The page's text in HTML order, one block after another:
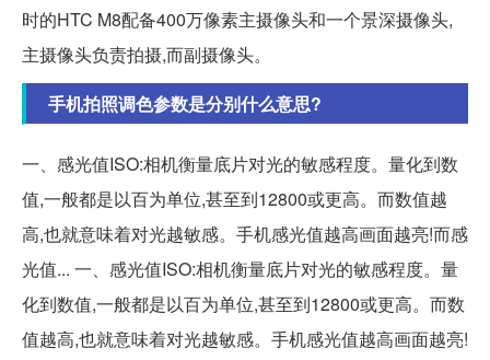
时的HTC M8配备400万像素主摄像头和一个景深摄像头,
主摄像头负责拍摄,而副摄像头。
手机拍照调色参数是分别什么意思?
一、感光值ISO:相机衡量底片对光的敏感程度。量化到数
值,一般都是以百为单位,甚至到12800或更高。而数值越
高,也就意味着对光越敏感。手机感光值越高画面越亮!而感
光值... 一、感光值ISO:相机衡量底片对光的敏感程度。量
化到数值,一般都是以百为单位,甚至到12800或更高。而数
值越高,也就意味着对光越敏感。手机感光值越高画面越亮!